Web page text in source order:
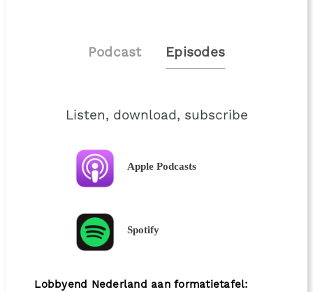
Podcast Episodes
Listen, download, subscribe
Apple Podcasts
Spotify
Lobbyend Nederland aan formatietafel: